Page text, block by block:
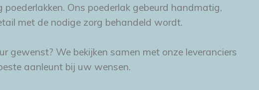
poederlakken. Ons poederlak gebeurd handmatig,
met de nodige zorg behandeld wordt.
gewenst? We bekijken samen met onze leveranciers
aanleunt bij uw wensen.